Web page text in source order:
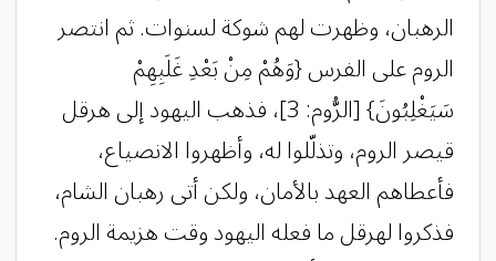
الرهبان، وظهرت لهم شوكة لسنوات. ثم انتصر
الروم على الفرس {وَهُمْ مِنْ بَعْدِ غَلَبِهِمْ
سَيَغْلِبُونَ} [الرُّوم: 3]، فذهب اليهود إلى هرقل
قيصر الروم، وتذلّلوا له، وأظهروا الانصياع،
فأعطاهم العهد بالأمان، ولكن أتى رهبان الشام،
فذكروا لهرقل ما فعله اليهود وقت هزيمة الروم.